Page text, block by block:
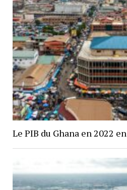
Le PIB du Ghana en 2022